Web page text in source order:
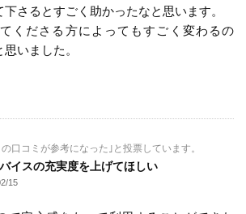
さるとすごく助かったなと思います。
くださる方によってもすごく変わるの
いました。
口コミが参考になった｣と投票しています。
イスの充実度を上げてほしい
15